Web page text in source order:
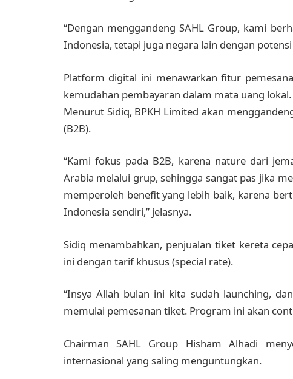
“Dengan menggandeng SAHL Group, kami
Indonesia, tetapi juga negara lain dengan
Platform digital ini menawarkan fitur
kemudahan pembayaran dalam mata uang lokal.
Menurut Sidiq, BPKH Limited akan
(B2B).
“Kami fokus pada B2B, karena nature dari
Arabia melalui grup, sehingga sangat pas jika
memperoleh benefit yang lebih baik, karena
Indonesia sendiri,” jelasnya.
Sidiq menambahkan, penjualan tiket kereta
ini dengan tarif khusus (special rate).
“Insya Allah bulan ini kita sudah launching,
memulai pemesanan tiket. Program ini akan
Chairman SAHL Group Hisham Alhadi
internasional yang saling menguntungkan.